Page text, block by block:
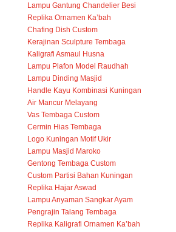
Lampu Gantung Chandelier Besi
Replika Ornamen Ka’bah
Chafing Dish Custom
Kerajinan Sculpture Tembaga
Kaligrafi Asmaul Husna
Lampu Plafon Model Raudhah
Lampu Dinding Masjid
Handle Kayu Kombinasi Kuningan
Air Mancur Melayang
Vas Tembaga Custom
Cermin Hias Tembaga
Logo Kuningan Motif Ukir
Lampu Masjid Maroko
Gentong Tembaga Custom
Custom Partisi Bahan Kuningan
Replika Hajar Aswad
Lampu Anyaman Sangkar Ayam
Pengrajin Talang Tembaga
Replika Kaligrafi Ornamen Ka’bah